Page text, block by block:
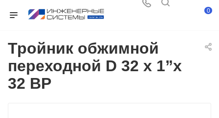
0
Тройник обжимной
переходной D 32 x 1”x
32 ВР